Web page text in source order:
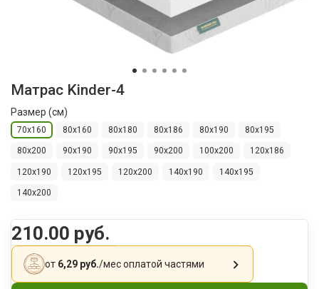
Матрас Kinder-4
Размер (см)
70х160 80х160 80х180 80х186 80х190 80х195
80х200 90х190 90х195 90х200 100x200 120х186
120х190 120х195 120х200 140х190 140х195
140х200
210.00 руб.
от 6,29 руб./месоплатой частями